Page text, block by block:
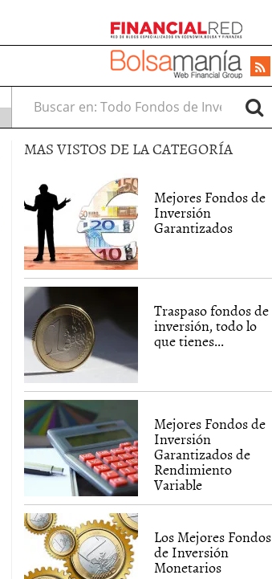
Buscar en:
MAS VISTOS DE LA CATEGORÍA
Mejores Fondos de
Inversión
Garantizados
Traspaso fondos de
inversión, todo lo
que tienes...
Mejores Fondos de
Inversión
Garantizados de
Rendimiento
Variable
Los Mejores Fondos
de Inversión
Monetarios